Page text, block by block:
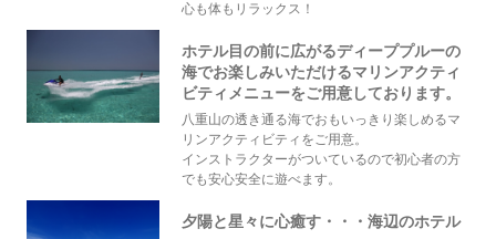
心も体もリラックス！
ホテル目の前に広がるディーププルーの
海でお楽しみいただけるマリンアクティ
ビティメニューをご用意しております。
八重山の透き通る海でおもいっきり楽しめるマ
リンアクティビティをご用意。
インストラクターがついているので初心者の方
でも安心安全に遊べます。
夕陽と星々に心癒す・・・海辺のホテル